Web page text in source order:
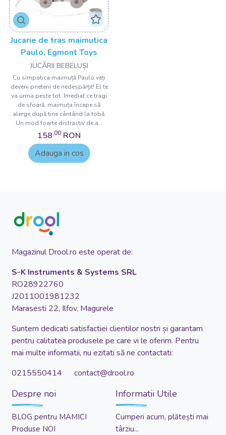
Jucarie de tras maimutica
Paulo, Egmont Toys
JUCĂRII BEBELUȘI
Cu simpatica maimuță Paulo veți
deveni prieteni de nedespărțit! El te
va urma peste tot. Imediat ce tragi
de sfoară, maimuța începe să
alerge după tine cântând la tobă.
Un mod foarte distractiv de a...
158,00 RON
Adauga in cos
Magazinul Drool.ro este operat de:
S-K Instruments & Systems SRL
RO28922760
J2011001981232
Marasesti 22, Ilfov, Magurele
Suntem dedicati satisfactiei clientilor nostri și garantam
pentru calitatea produsele pe care vi le oferim. Pentru
mai multe informatii, nu ezitati să ne contactati:
0215550414 contact@drool.ro
Despre noi
BLOG pentru MAMICI
Produse NOI
Informatii Utile
Cumperi acum, plătești mai
târziu...